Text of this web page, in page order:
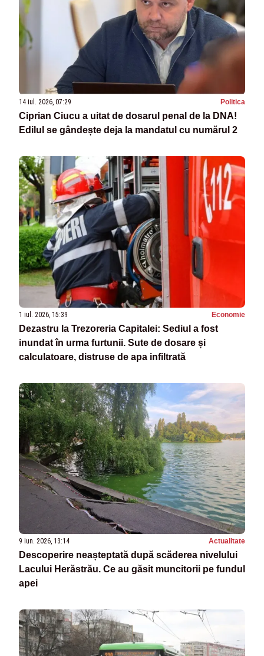
14 iul. 2026, 07:29 Politica
Ciprian Ciucu a uitat de dosarul penal de la DNA!
Edilul se gândește deja la mandatul cu numărul 2
1 iul. 2026, 15:39 Economie
Dezastru la Trezoreria Capitalei: Sediul a fost
inundat în urma furtunii. Sute de dosare și
calculatoare, distruse de apa infiltrată
9 iun. 2026, 13:14 Actualitate
Descoperire neașteptată după scăderea nivelului
Lacului Herăstrău. Ce au găsit muncitorii pe fundul
apei